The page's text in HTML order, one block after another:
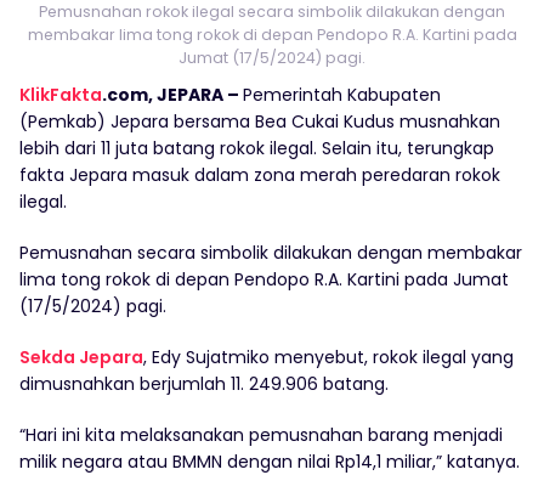
Pemusnahan rokok ilegal secara simbolik dilakukan dengan
membakar lima tong rokok di depan Pendopo R.A. Kartini pada
Jumat (17/5/2024) pagi.
KlikFakta.com, JEPARA – Pemerintah Kabupaten
(Pemkab) Jepara bersama Bea Cukai Kudus musnahkan
lebih dari 11 juta batang rokok ilegal. Selain itu, terungkap
fakta Jepara masuk dalam zona merah peredaran rokok
ilegal.
Pemusnahan secara simbolik dilakukan dengan membakar
lima tong rokok di depan Pendopo R.A. Kartini pada Jumat
(17/5/2024) pagi.
Sekda Jepara, Edy Sujatmiko menyebut, rokok ilegal yang
dimusnahkan berjumlah 11. 249.906 batang.
“Hari ini kita melaksanakan pemusnahan barang menjadi
milik negara atau BMMN dengan nilai Rp14,1 miliar,” katanya.